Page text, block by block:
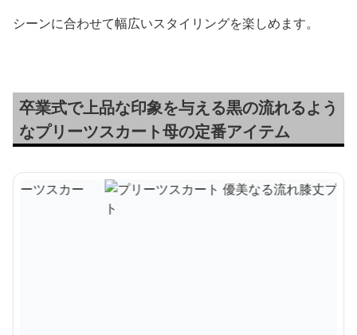
シーンに合わせて幅広いスタイリングを楽しめます。
卒業式で上品な印象を与える黒の流れるよう
なプリーツスカート母の定番アイテム